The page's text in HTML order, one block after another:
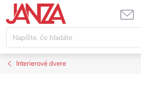
Prejsť na obsah
Interierové dvere